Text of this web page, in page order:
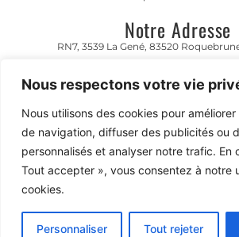
Nous respectons votre vie
Nous utilisons des cookies pour
de navigation, diffuser des publicités ou
personnalisés et analyser notre trafic. En
Tout accepter », vous consentez à notre
cookies.
Personnaliser Tout rejeter
Notre Adresse
RN7, 3539 La Gené, 83520
Horaire
Contact
04 94 45 50 90
contact@meharipassion.fr
©2026, MéhariPassion, Tous droits